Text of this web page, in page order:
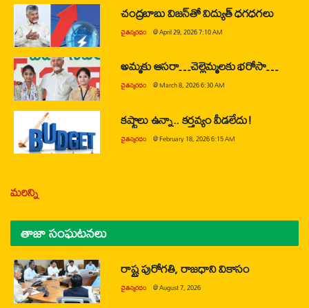
చంద్రబాబు విజన్‌తో విద్యుత్ ధగధగలు
చైతన్యరధం @April 29, 2026 7:10 AM
అమ్మకు ఆసరా…చెల్లెమ్మలకు భరోసా…
చైతన్యరధం @March 8, 2026 6:30 AM
కష్టాలు ఉన్నా.. కర్తవ్యం వీడలేదు!
చైతన్యరధం @February 18, 2026 6:15 AM
మరిన్ని
తాజా సంఘటనలు
రాష్ట్ర పురోగతి, రాజధాని వికాసం
చైతన్యరధం @August 7, 2026